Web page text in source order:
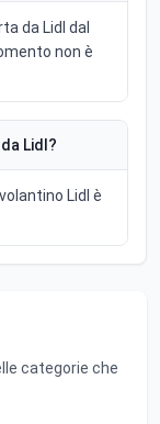
da Lidl dal
non è
Lidl?
Lidl è
categorie che